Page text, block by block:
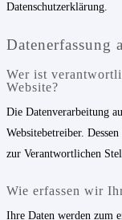
Datenschutzerklärung.
Datenerfassung
Wer ist
Website?
Die Datenverarbeitung
Websitebetreiber.
zur Verantwortlichen
Wie erfassen wir
Ihre Daten werden zum